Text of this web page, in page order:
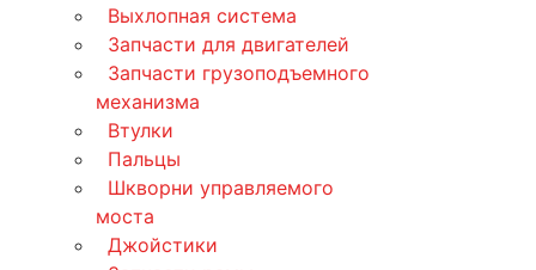
Выхлопная система
Запчасти для двигателей
Запчасти грузоподъемного
механизма
Втулки
Пальцы
Шкворни управляемого
моста
Джойстики